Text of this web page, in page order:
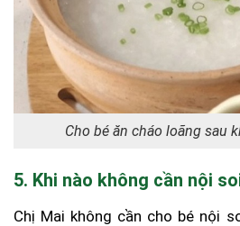
Cho bé ăn cháo loãng sau
5. Khi nào không cần nội
Chị Mai không cần cho bé nội